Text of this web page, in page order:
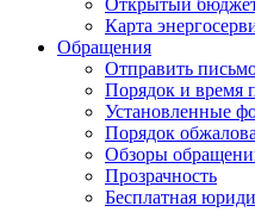
Открытый
Карта
Обращения
Отправить
Порядок и время
Установленные
Порядок
Обзоры
Прозрачность
Бесплатная